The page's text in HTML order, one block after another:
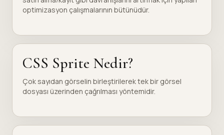
optimizasyon çalışmalarının bütünüdür.
CSS Sprite Nedir?
Çok sayıdan görselin birleştirilerek tek bir görsel
dosyası üzerinden çağrılması yöntemidir.